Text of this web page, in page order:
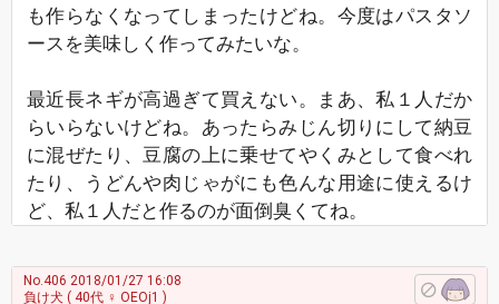
も作らなくなってしまったけどね。今度はパスタソ
ースを美味しく作ってみたいな。
最近長ネギが高過ぎて買えない。まあ、私１人だか
らいらないけどね。あったらみじん切りにして納豆
に混ぜたり、豆腐の上に乗せてやくみとして食べれ
たり、うどんや肉じゃがにも色んな用途に使えるけ
ど、私１人だと作るのが面倒臭くてね。
No.406 2018/01/27 16:08
負け犬 ( 40代 ♀ OEOj1 )